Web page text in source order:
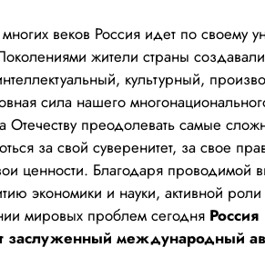
веков Россия идет по своему
жители страны
культурный,
сила нашего
Отечеству преодолевать самые
за свой суверенитет, за свое
ценности. Благодаря проводимой
экономики и науки, активной
мировых проблем сегодня Россия
заслуженный международный